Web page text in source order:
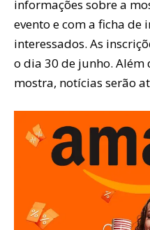
informações sobre a
evento e com a ficha de
interessados. As
o dia 30 de junho. Além
mostra, notícias serão